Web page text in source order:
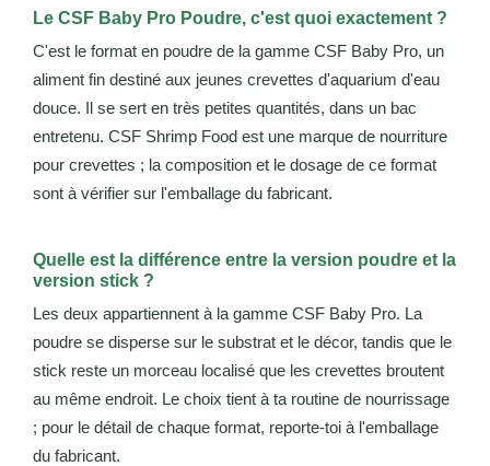
Le CSF Baby Pro Poudre, c'est quoi exactement ?
C'est le format en poudre de la gamme CSF Baby Pro, un
aliment fin destiné aux jeunes crevettes d'aquarium d'eau
douce. Il se sert en très petites quantités, dans un bac
entretenu. CSF Shrimp Food est une marque de nourriture
pour crevettes ; la composition et le dosage de ce format
sont à vérifier sur l'emballage du fabricant.
Quelle est la différence entre la version poudre et la
version stick ?
Les deux appartiennent à la gamme CSF Baby Pro. La
poudre se disperse sur le substrat et le décor, tandis que le
stick reste un morceau localisé que les crevettes broutent
au même endroit. Le choix tient à ta routine de nourrissage
; pour le détail de chaque format, reporte-toi à l'emballage
du fabricant.